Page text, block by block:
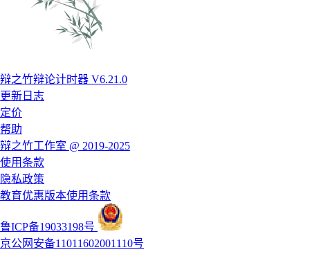
辩之竹辩论计时器 V6.21.0
更新日志
定价
帮助
辩之竹工作室 @ 2019-2025
使用条款
隐私政策
教育优惠版本使用条款
鲁ICP备19033198号
京公网安备11011602001110号